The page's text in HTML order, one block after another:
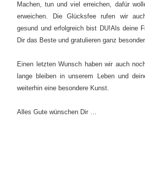
Machen, tun und viel erreichen, dafür
erweichen. Die Glücksfee rufen wir
gesund und erfolgreich bist DU!Als deine
Dir das Beste und gratulieren ganz
Einen letzten Wunsch haben wir auch
lange bleiben in unserem Leben und
weiterhin eine besondere Kunst.
Alles Gute wünschen Dir …